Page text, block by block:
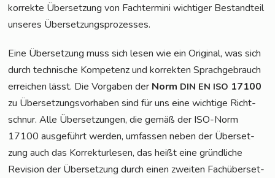
kor­rek­te Über­set­zung von Fach­ter­mi­ni wich­ti­ger Bestand­teil
unse­res Übersetzungsprozesses.
Eine Über­set­zung muss sich lesen wie ein Ori­gi­nal, was sich
durch tech­ni­sche Kom­pe­tenz und kor­rek­ten Sprach­ge­brauch
errei­chen lässt. Die Vor­ga­ben der Norm DIN EN ISO 17100
zu Über­set­zungs­vor­ha­ben sind für uns eine wich­ti­ge Richt­
schnur. Alle Über­set­zun­gen, die gemäß der ISO-Norm
17100 aus­ge­führt wer­den, umfas­sen neben der Über­set­
zung auch das Kor­rek­tur­le­sen, das heißt eine gründ­li­che
Revi­si­on der Über­set­zung durch einen zwei­ten Fach­über­set­